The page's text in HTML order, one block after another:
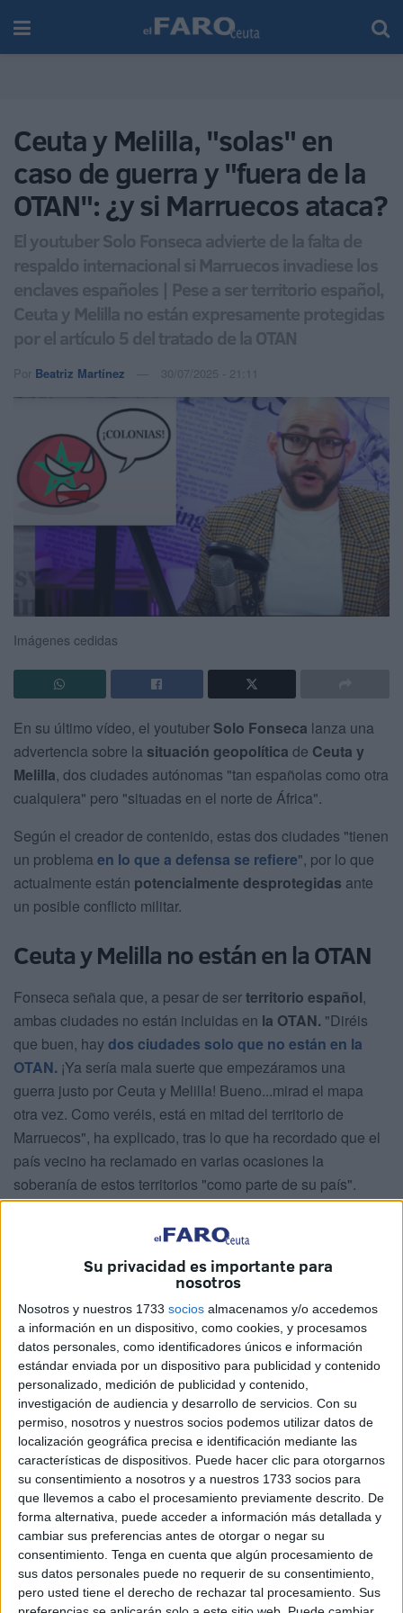
Su privacidad es importante para
nosotros
Nosotros y nuestros 1733 socios almacenamos y/o accedemos
a información en un dispositivo, como cookies, y procesamos
datos personales, como identificadores únicos e información
estándar enviada por un dispositivo para publicidad y contenido
personalizado, medición de publicidad y contenido,
investigación de audiencia y desarrollo de servicios. Con su
permiso, nosotros y nuestros socios podemos utilizar datos de
localización geográfica precisa e identificación mediante las
características de dispositivos. Puede hacer clic para otorgarnos
su consentimiento a nosotros y a nuestros 1733 socios para
que llevemos a cabo el procesamiento previamente descrito. De
forma alternativa, puede acceder a información más detallada y
cambiar sus preferencias antes de otorgar o negar su
consentimiento. Tenga en cuenta que algún procesamiento de
sus datos personales puede no requerir de su consentimiento,
pero usted tiene el derecho de rechazar tal procesamiento. Sus
Ceuta y Melilla, "solas" en
caso de guerra y "fuera de la
OTAN": ¿y si Marruecos ataca?
El youtuber Solo Fonseca advierte de la falta de
respaldo internacional si Marruecos invadiese los
enclaves españoles | Pese a ser territorio español,
Ceuta y Melilla no están expresamente protegidas
por el artículo 5 del tratado de la OTAN
Por Beatriz Martínez 30/07/2025 - 21:11
Imágenes cedidas
En su último vídeo, el youtuber Solo Fonseca lanza una
advertencia sobre la situación geopolítica de Ceuta y
Melilla, dos ciudades autónomas "tan españolas como otra
cualquiera" pero "situadas en el norte de África".
Según el creador de contenido, estas dos ciudades "tienen
un problema en lo que a defensa se refiere", por lo que
actualmente están potencialmente desprotegidas ante
un posible conflicto militar.
Ceuta y Melilla no están en la OTAN
Fonseca señala que, a pesar de serterritorio español,
ambas ciudades no están incluidas en la OTAN. "Diréis
que buen, haydos ciudades solo que no están en la
OTAN. ¡Ya sería mala suerte que empezáramos una
guerra justo por Ceuta y Melilla! Bueno...mirad el mapa
otra vez. Como veréis, está en mitad del territorio de
Marruecos", ha explicado, tras lo que ha recordado que el
país vecino ha reclamado en varias ocasiones la
soberanía de estos territorios "como parte de su país".
, "a pesar de estar perfectamente valladas las
fronteras, siguiendo el sueño de Donald Trump". Pero
claro, el problema está en que "si hay algún país que
decidiera invadir España en algún momento utilizaría esta
vía".